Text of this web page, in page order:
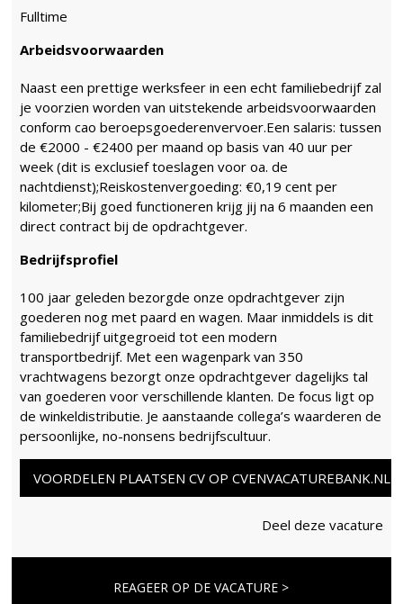
Fulltime
Arbeidsvoorwaarden
Naast een prettige werksfeer in een echt familiebedrijf zal
je voorzien worden van uitstekende arbeidsvoorwaarden
conform cao beroepsgoederenvervoer.Een salaris: tussen
de €2000 - €2400 per maand op basis van 40 uur per
week (dit is exclusief toeslagen voor oa. de
nachtdienst);Reiskostenvergoeding: €0,19 cent per
kilometer;Bij goed functioneren krijg jij na 6 maanden een
direct contract bij de opdrachtgever.
Bedrijfsprofiel
100 jaar geleden bezorgde onze opdrachtgever zijn
goederen nog met paard en wagen. Maar inmiddels is dit
familiebedrijf uitgegroeid tot een modern
transportbedrijf. Met een wagenpark van 350
vrachtwagens bezorgt onze opdrachtgever dagelijks tal
van goederen voor verschillende klanten. De focus ligt op
de winkeldistributie. Je aanstaande collega’s waarderen de
persoonlijke, no-nonsens bedrijfscultuur.
VOORDELEN PLAATSEN CV OP CVENVACATUREBANK.NL
Deel deze vacature
REAGEER OP DE VACATURE >